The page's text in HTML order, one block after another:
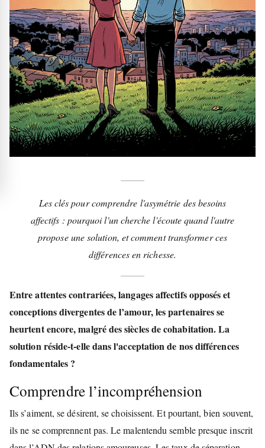
Les clés pour comprendre l'asymétrie des besoins
affectifs : pourquoi l'un cherche l'écoute quand l'autre
propose une solution, et comment transformer ces
différences en richesse.
Entre attentes contrariées, langages affectifs opposés et
conceptions divergentes de l’amour, les partenaires se
heurtent encore, malgré des siècles de cohabitation. La
solution réside-t-elle dans l'acceptation de nos différences
fondamentales ?
Comprendre l’incompréhension
Ils s’aiment, se désirent, se choisissent. Et pourtant, bien souvent,
ils ne se comprennent pas. Le malentendu semble presque inscrit